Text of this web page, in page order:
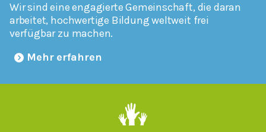
Wir sind eine engagierte Gemeinschaft, die daran
arbeitet, hochwertige Bildung weltweit frei
verfügbar zu machen.
Mehr erfahren